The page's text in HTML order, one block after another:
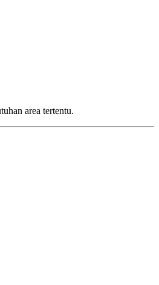
area tertentu.